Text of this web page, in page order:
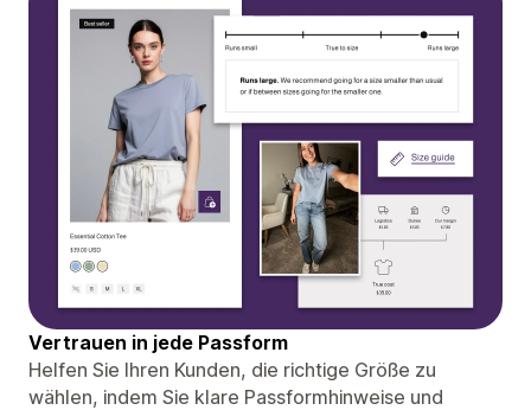
Vertrauen in jede Passform
Helfen Sie Ihren Kunden, die richtige Größe zu
wählen, indem Sie klare Passformhinweise und